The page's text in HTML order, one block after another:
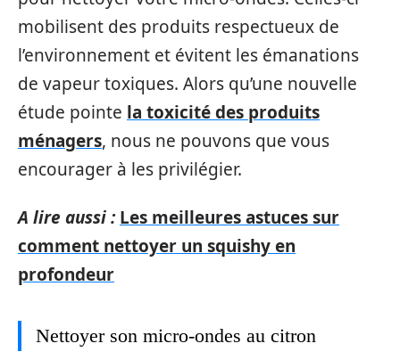
mobilisent des produits respectueux de
l’environnement et évitent les émanations
de vapeur toxiques. Alors qu’une nouvelle
étude pointe la toxicité des produits
ménagers, nous ne pouvons que vous
encourager à les privilégier.
A lire aussi : Les meilleures astuces sur
comment nettoyer un squishy en
profondeur
Nettoyer son micro-ondes au citron